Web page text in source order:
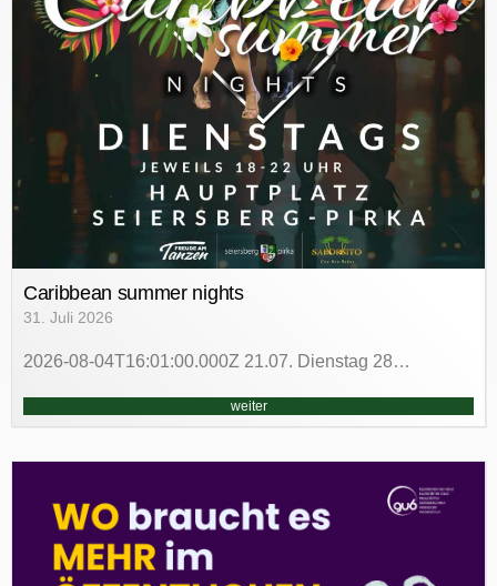
Caribbean summer nights
31. Juli 2026
2026-08-04T16:01:00.000Z 21.07. Dienstag 28…
weiter